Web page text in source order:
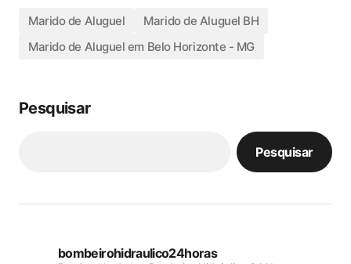
Marido de Aluguel
Marido de Aluguel BH
Marido de Aluguel em Belo Horizonte - MG
Pesquisar
Pesquisar
bombeirohidraulico24horas